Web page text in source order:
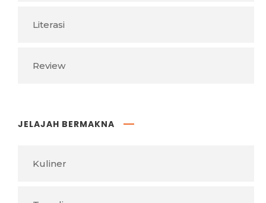
Literasi
Review
JELAJAH BERMAKNA
Kuliner